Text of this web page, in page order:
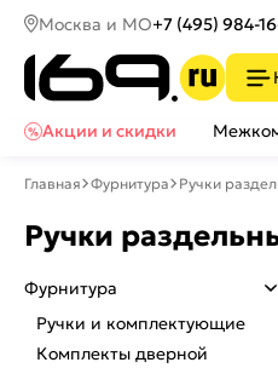
Москва и МО+7 (495) 984-
Акции и скидки
Главная Фурнитура Ручки
Ручки
Фурнитура
Ручки и комплектующие
Комплекты дверной